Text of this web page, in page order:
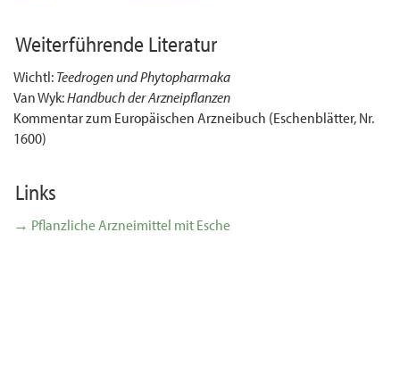
Weiterführende Literatur
Wichtl:Teedrogen und Phytopharmaka
Van Wyk:Handbuch der Arzneipflanzen
Kommentar zum Europäischen Arzneibuch (Eschenblätter, Nr.
1600)
Links
→ Pflanzliche Arzneimittel mit Esche